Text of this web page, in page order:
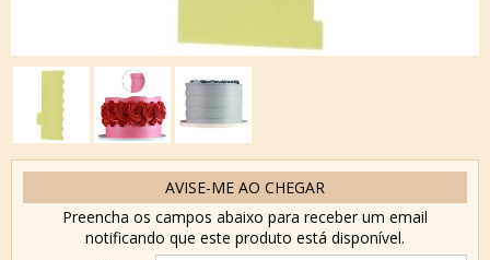
AVISE-ME AO CHEGAR
Preencha os campos abaixo para receber um email
notificando que este produto está disponível.